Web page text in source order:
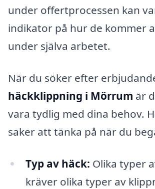
under offertprocessen kan
indikator på hur de kommer
under själva arbetet.
När du söker efter
häckklippning i Mörrum är
vara tydlig med dina behov.
saker att tänka på när du
Typ av häck: Olika typer
kräver olika typer av